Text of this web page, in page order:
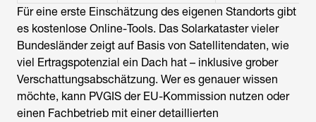
Für eine erste Einschätzung des eigenen Standorts gibt
es kostenlose Online-Tools. Das Solarkataster vieler
Bundesländer zeigt auf Basis von Satellitendaten, wie
viel Ertragspotenzial ein Dach hat – inklusive grober
Verschattungsabschätzung. Wer es genauer wissen
möchte, kann PVGIS der EU-Kommission nutzen oder
einen Fachbetrieb mit einer detaillierten